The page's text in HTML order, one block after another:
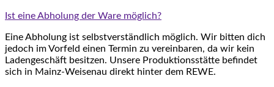
Ist eine Abholung der Ware möglich?
Eine Abholung ist selbstverständlich möglich. Wir bitten dich
jedoch im Vorfeld einen Termin zu vereinbaren, da wir kein
Ladengeschäft besitzen. Unsere Produktionsstätte befindet
sich in Mainz-Weisenau direkt hinter dem REWE.